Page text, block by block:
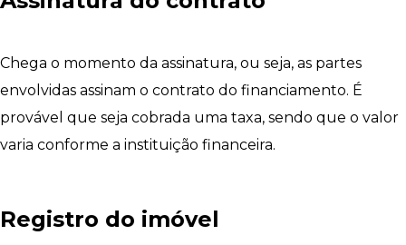
Chega o momento da assinatura, ou seja, as partes
envolvidas assinam o contrato do financiamento. É
provável que seja cobrada uma taxa, sendo que o valor
varia conforme a instituição financeira.
Registro do imóvel